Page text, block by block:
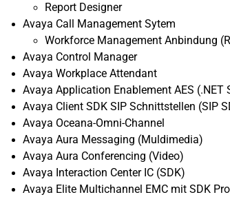
Report Designer
Avaya Call Management Sytem
Workforce Management Anbindung
Avaya Control Manager
Avaya Workplace Attendant
Avaya Application Enablement AES (.NET
Avaya Client SDK SIP Schnittstellen (SIP
Avaya Oceana-Omni-Channel
Avaya Aura Messaging (Muldimedia)
Avaya Aura Conferencing (Video)
Avaya Interaction Center IC (SDK)
Avaya Elite Multichannel EMC mit SDK